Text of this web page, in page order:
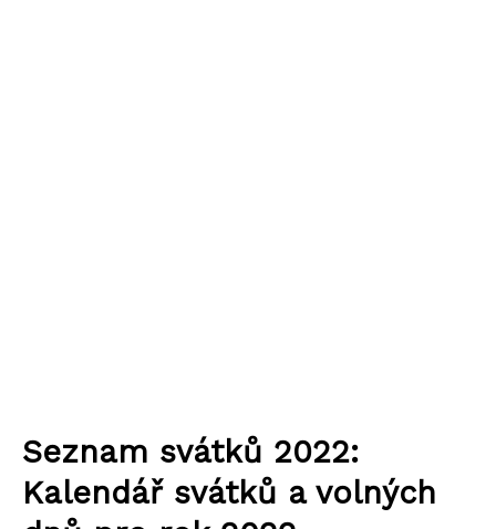
Seznam svátků 2022:
Kalendář svátků a volných